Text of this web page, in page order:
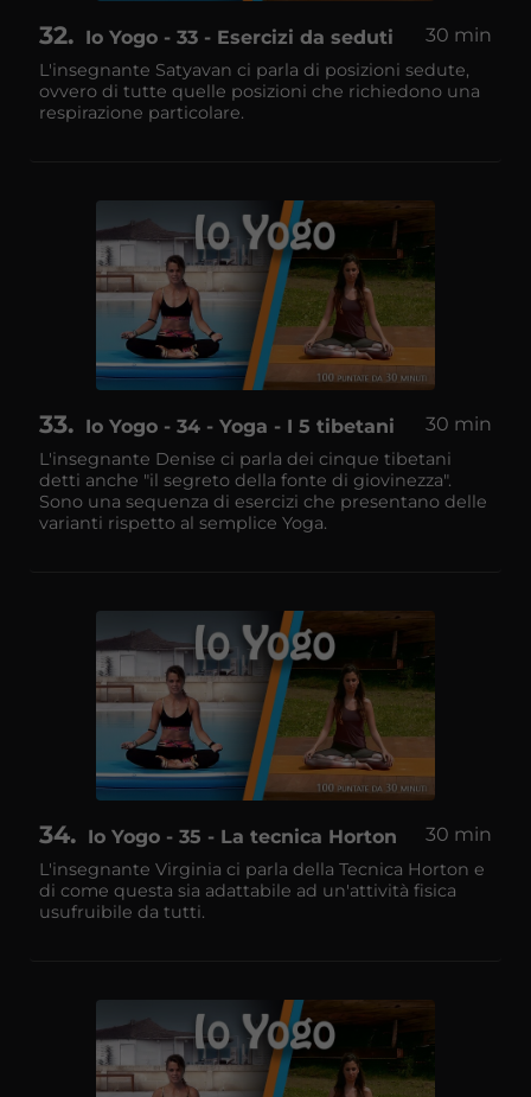
32 Io Yogo - 33 - Esercizi da seduti 30 min
L'insegnante Satyavan ci parla di posizioni sedute,
ovvero di tutte quelle posizioni che richiedono una
respirazione particolare.
33 Io Yogo - 34 - Yoga - I 5 tibetani 30 min
L'insegnante Denise ci parla dei cinque tibetani
detti anche "il segreto della fonte di giovinezza".
Sono una sequenza di esercizi che presentano delle
varianti rispetto al semplice Yoga.
34 Io Yogo - 35 - La tecnica Horton 30 min
L'insegnante Virginia ci parla della Tecnica Horton e
di come questa sia adattabile ad un'attività fisica
usufruibile da tutti.